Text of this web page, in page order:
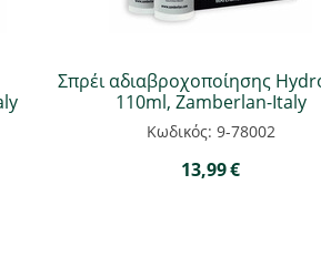
Σπρέι αδιαβροχοποίησης
110ml, Zamberlan-Italy
Κωδικός: 9-78002
13,99€